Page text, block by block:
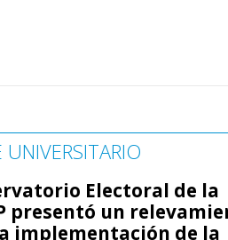
UNIVERSITARIO
Electoral de la
presentó un
implementación de la